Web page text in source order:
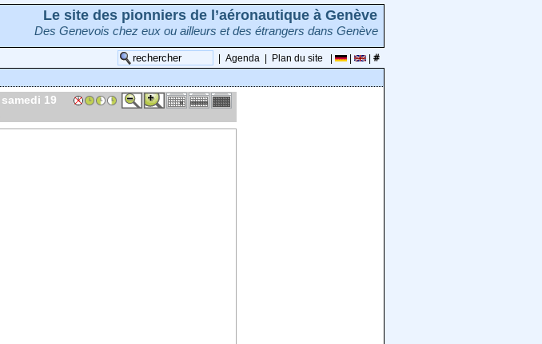
Le site des pionniers de l’aéronautique à Genève
Des Genevois chez eux ou ailleurs et des étrangers dans Genève
Agenda Plan du site
samedi 19